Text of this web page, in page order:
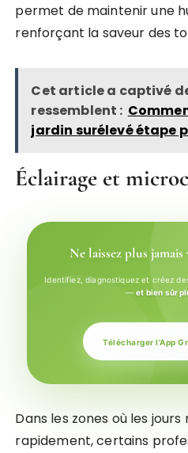
permet de maintenir une
renforçant la saveur des
Cet article a captivé
ressemblent :
jardin surélevé étape
Éclairage et
Ne laissez plus
Identifiez, diagnostiquez et créez
—et bien sûr
Télécharger l'App
Dans les zones où les
rapidement, certains